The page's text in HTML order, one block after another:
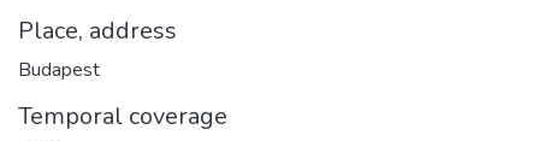
Place, address
Budapest
Temporal coverage